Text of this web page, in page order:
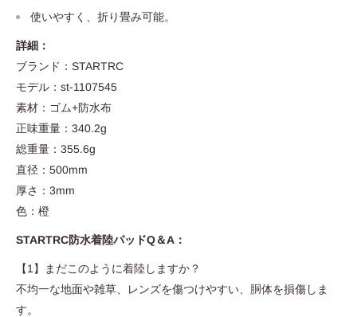
使いやすく、折り畳み可能。
詳細：
ブランド：STARTRC
モデル：st-1107545
素材：ゴム+防水布
正味重量：340.2g
総重量：355.6g
直径：500mm
厚さ：3mm
色：橙
STARTRC防水着陸パッドQ＆A：
【1】まだこのように着陸しますか？
不均一な地面や雑草、レンズを傷つけやすい、胴体を損傷しま
す。